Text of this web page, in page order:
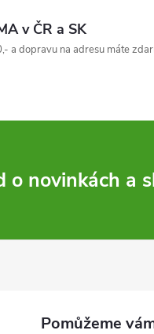
v ČR a SK
a dopravu na adresu máte
o novinkách a